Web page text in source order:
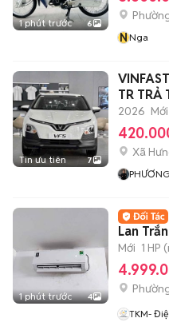
1 phút trước 6
NNga
Tin ưu tiên 7
TR TRẢ
2026 Mới
Xã
1 phút trước 4
Lan
Mới 1 HP
TKM-